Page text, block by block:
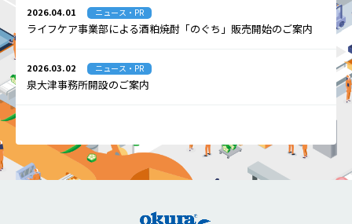
2026.04.01 ニュース・PR
ライフケア事業部による酒粕焼酎「のぐち」販売開始のご案内
2026.03.02 ニュース・PR
泉大津事務所開設のご案内